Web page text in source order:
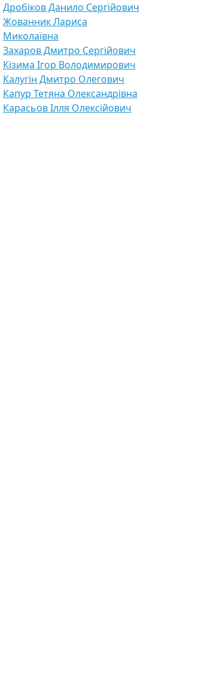
Дробіков Данило Сергійович
Жованник Лариса
Миколаївна
Захаров Дмитро Сергійович
Кізима Ігор Володимирович
Калугін Дмитро Олегович
Капур Тетяна Олександрівна
Карасьов Ілля Олексійович